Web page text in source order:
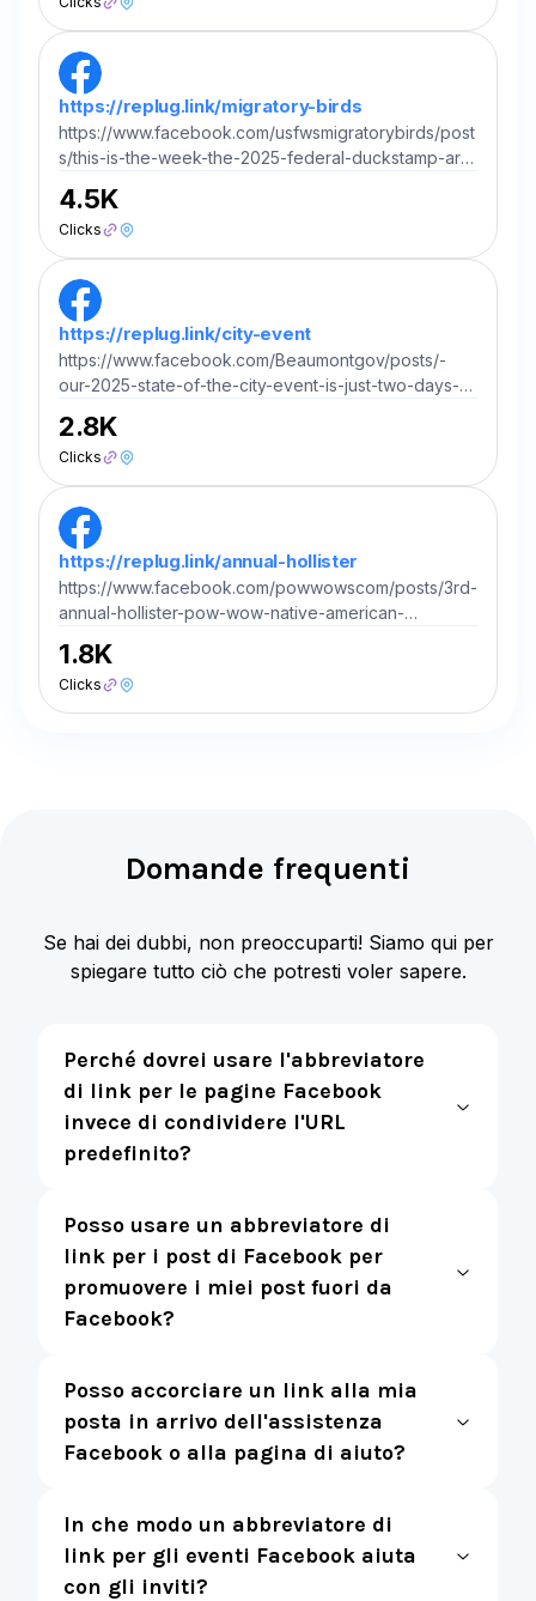
https://replug.link/migratory-birds
https://www.facebook.com/usfwsmigratorybirds/post
s/this-is-the-week-the-2025-federal-duckstamp-art-
fri/1224165359755440/?utm_source=chatgpt.com
4.5K
Clicks
https://replug.link/city-event
https://www.facebook.com/Beaumontgov/posts/-
our-2025-state-of-the-city-event-is-just-two-days-
utm_source=chatgpt.com
2.8K
Clicks
https://replug.link/annual-hollister
https://www.facebook.com/powwowscom/posts/3rd-
annual-hollister-pow-wow-native-american-
9/1369007597929560/?utm_source=chatgpt.com
1.8K
Clicks
Domande frequenti
Se hai dei dubbi, non preoccuparti! Siamo qui per
spiegare tutto ciò che potresti voler sapere.
Perché dovrei usare l'abbreviatore
di link per le pagine Facebook
invece di condividere l'URL
predefinito?
Posso usare un abbreviatore di
link per i post di Facebook per
promuovere i miei post fuori da
Facebook?
Posso accorciare un link alla mia
posta in arrivo dell'assistenza
Facebook o alla pagina di aiuto?
In che modo un abbreviatore di
link per gli eventi Facebook aiuta
con gli inviti?